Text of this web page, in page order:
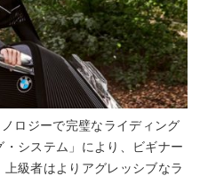
ロジーで完璧なライディング
システム」により、ビギナー
級者はよりアグレッシブなラ